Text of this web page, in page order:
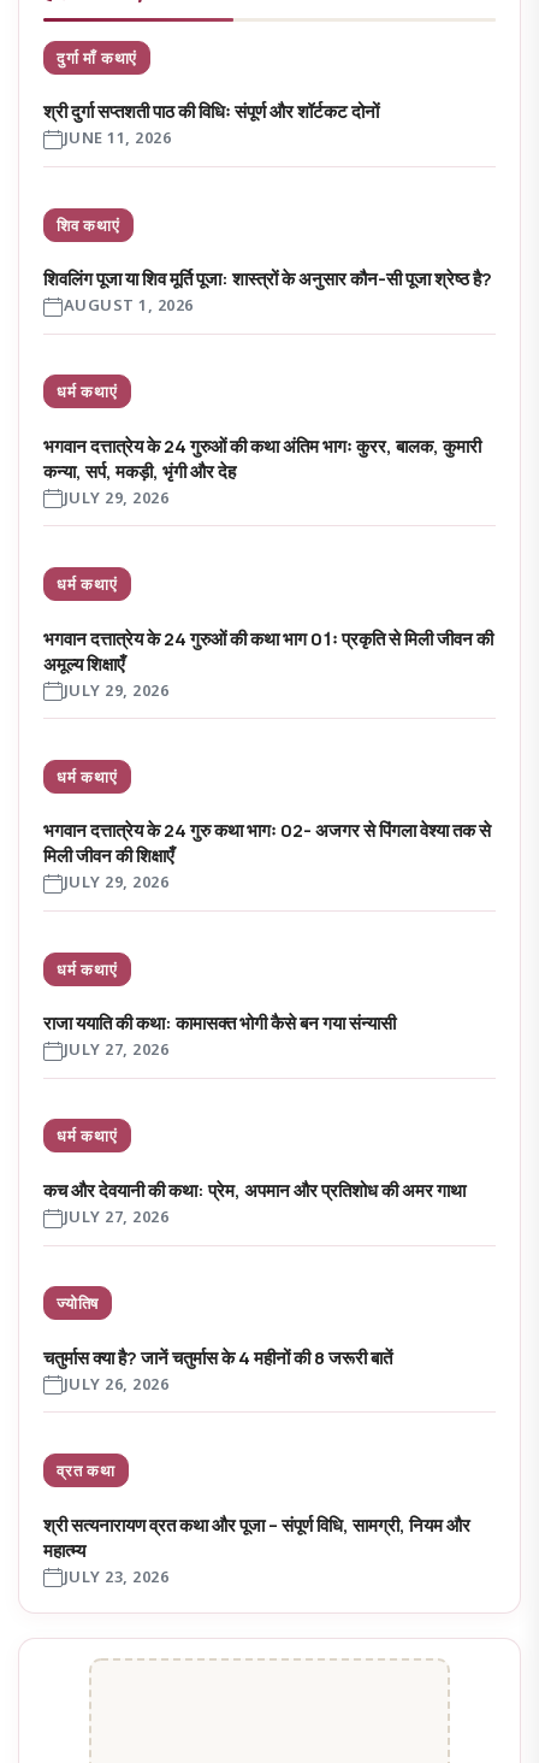
दुर्गा माँ कथाएं
श्री दुर्गा सप्तशती पाठ की विधिः संपूर्ण और शॉर्टकट दोनों
JUNE 11, 2026
शिव कथाएं
शिवलिंग पूजा या शिव मूर्ति पूजा: शास्त्रों के अनुसार कौन-सी पूजा श्रेष्ठ है?
AUGUST 1, 2026
धर्म कथाएं
भगवान दत्तात्रेय के 24 गुरुओं की कथा अंतिम भागः कुरर, बालक, कुमारी
कन्या, सर्प, मकड़ी, भृंगी और देह
JULY 29, 2026
धर्म कथाएं
भगवान दत्तात्रेय के 24 गुरुओं की कथा भाग 01ः प्रकृति से मिली जीवन की
अमूल्य शिक्षाएँ
JULY 29, 2026
धर्म कथाएं
भगवान दत्तात्रेय के 24 गुरु कथा भागः 02- अजगर से पिंगला वेश्या तक से
मिली जीवन की शिक्षाएँ
JULY 29, 2026
धर्म कथाएं
राजा ययाति की कथा: कामासक्त भोगी कैसे बन गया संन्यासी
JULY 27, 2026
धर्म कथाएं
कच और देवयानी की कथा: प्रेम, अपमान और प्रतिशोध की अमर गाथा
JULY 27, 2026
ज्योतिष
चतुर्मास क्या है? जानें चतुर्मास के 4 महीनों की 8 जरूरी बातें
JULY 26, 2026
व्रत कथा
श्री सत्यनारायण व्रत कथा और पूजा – संपूर्ण विधि, सामग्री, नियम और
महात्म्य
JULY 23, 2026